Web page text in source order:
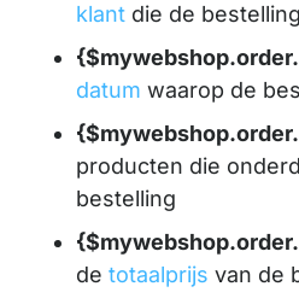
klantdie de
datum waarop de
producten die
bestelling
de totaalprijs van de